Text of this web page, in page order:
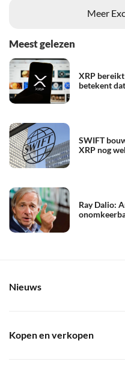
Meer
Meest gelezen
XRP
betekent
SWIFT
XRP nog
Ray Dalio:
Nieuws
Kopen en verkopen